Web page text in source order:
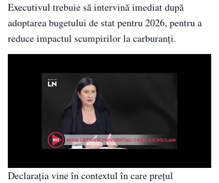
Executivul trebuie să intervină imediat după
adoptarea bugetului de stat pentru 2026, pentru a
reduce impactul scumpirilor la carburanți.
Declarația vine în contextul în care prețul